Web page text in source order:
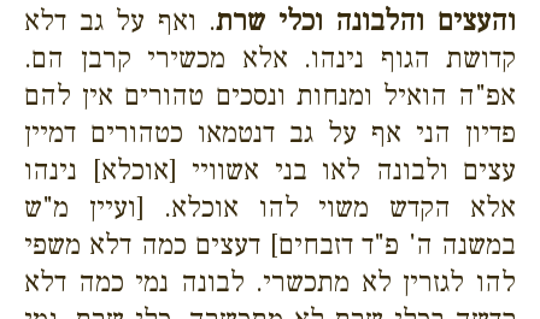
והעצים והלבונה וכלי שרת. ואף על גב דלא
קדושת הגוף נינהו. אלא מכשירי קרבן הם.
אפ"ה הואיל ומנחות ונסכים טהורים אין להם
פדיון הני אף על גב דנטמאו כטהורים דמיין
עצים ולבונה לאו בני אשוויי [אוכלא] נינהו
אלא הקדש משוי להו אוכלא. [ועיין מ"ש
במשנה ה' פ"ד דזבחים] דעצים כמה דלא משפי
להו לגזרין לא מתכשרי. לבונה נמי כמה דלא